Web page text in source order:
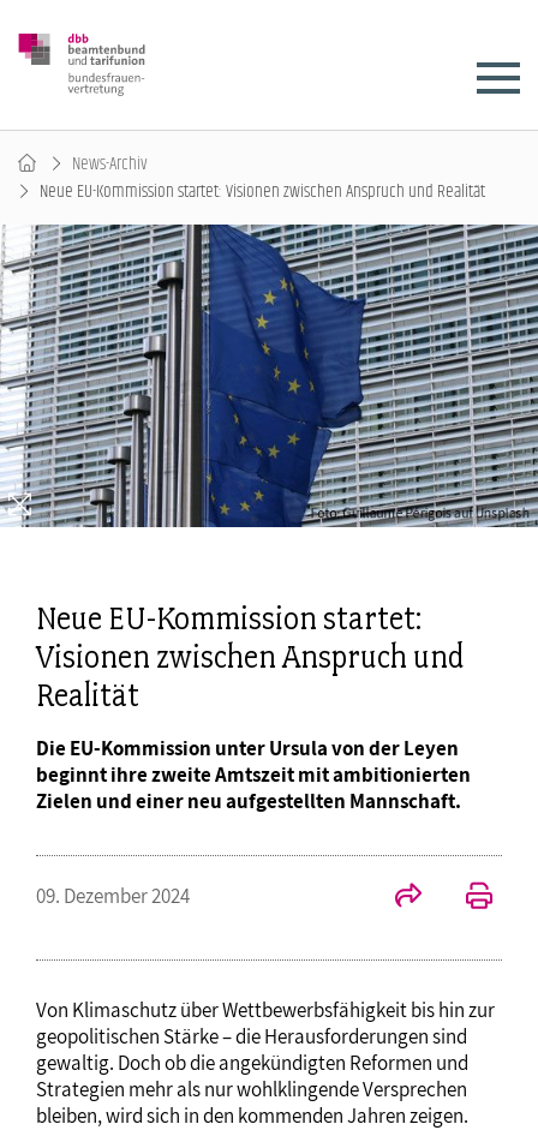
News-Archiv
Neue EU-Kommission startet: Visionen zwischen Anspruch und Realität
Neue EU-Kommission startet:
Visionen zwischen Anspruch und
Realität
Die EU-Kommission unter Ursula von der Leyen
beginnt ihre zweite Amtszeit mit ambitionierten
Zielen und einer neu aufgestellten Mannschaft.
09. Dezember 2024
Von Klimaschutz über Wettbewerbsfähigkeit bis hin zur
geopolitischen Stärke – die Herausforderungen sind
gewaltig. Doch ob die angekündigten Reformen und
Strategien mehr als nur wohlklingende Versprechen
bleiben, wird sich in den kommenden Jahren zeigen.